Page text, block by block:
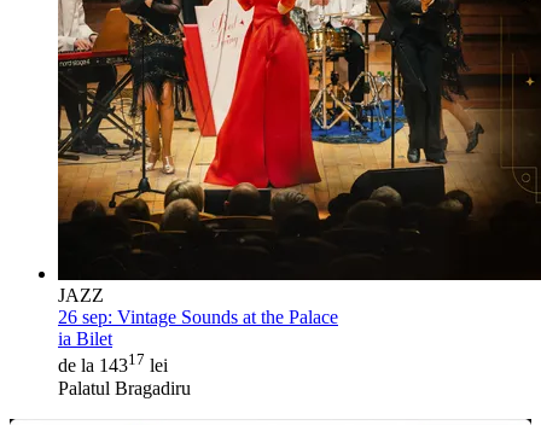
JAZZ
26 sep: Vintage Sounds at the Palace
ia Bilet
de la 14317 lei
Palatul Bragadiru